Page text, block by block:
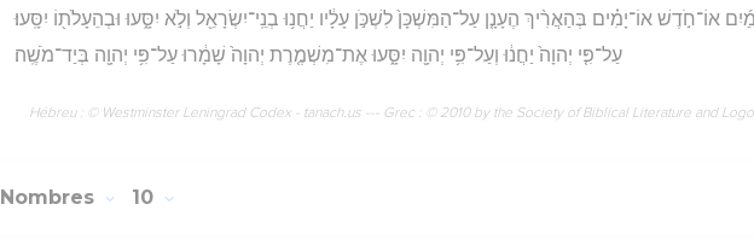
אוֹ־חֹ֣דֶשׁ אוֹ־יָמִ֗ים בְּהַאֲרִ֨יךְ הֶעָנָ֤ן עַל־הַמִּשְׁכָּן֙ לִשְׁכֹּ֣ן עָלָ֔יו יַחֲנ֥וּ בְנֵֽי־יִשְׂרָאֵ֖ל וְלֹ֣א יִסָּ֑עוּ וּבְהֵעָלֹת֖וֹ יִסָּֽעוּ׃
עַל־פִּ֤י יְהוָה֙ יַחֲנ֔וּ וְעַל־פִּ֥י יְהוָ֖ה יִסָּ֑עוּ אֶת־מִשְׁמֶ֤רֶת יְהוָה֙ שָׁמָ֔רוּ עַל־פִּ֥י יְהוָ֖ה בְּיַד־מֹשֶֽׁה׃
Hébreu : © Westminster Leningrad Codex - tanach.us --- Grec : © 2010 by the Society of Biblical Literature and
Nombres 10